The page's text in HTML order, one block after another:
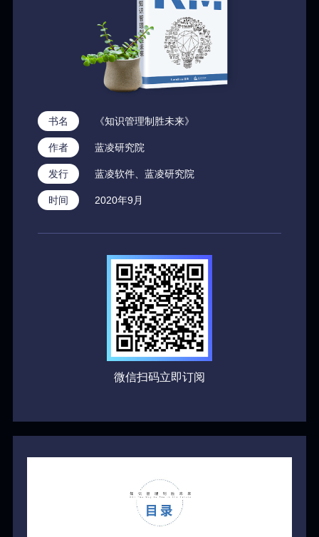
书名 《知识管理制胜未来》
作者 蓝凌研究院
发行 蓝凌软件、蓝凌研究院
时间 2020年9月
微信扫码立即订阅